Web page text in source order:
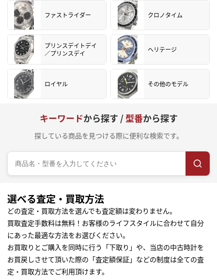
ファストライダー クロノタイム
プリンスデイトデイ
／プリンスデイ
ヘリテージ
ロイヤル その他のモデル
キーワードから探す /型番から探す
探している商品を見つける際に便利な検索です。
選べる査定・買取方法
どの査定・買取方法を選んでも査定額は変わりません。
買取査定手数料は無料！お客様のライフスタイルに合わせて自分
にあった最適な方法をお選びください。
お買取りとご購入を同時に行う「下取り」や、当店の中古時計を
お買戻しさせて頂いた際の「査定額保証」などの制度は全ての査
定・買取方法でご利用頂けます。